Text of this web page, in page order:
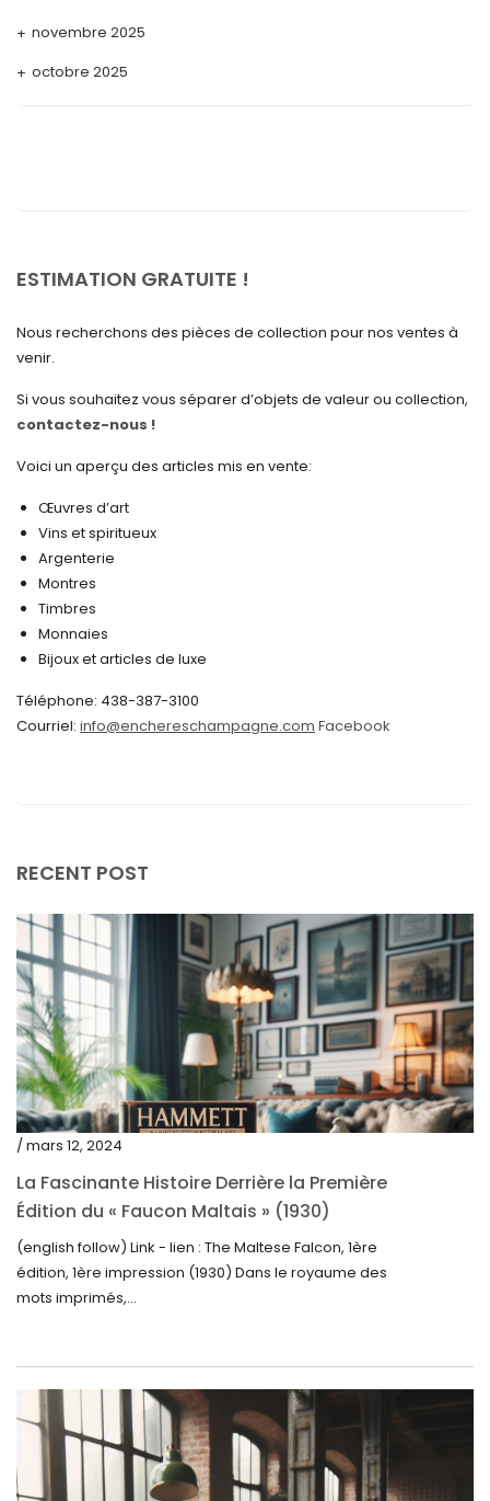
novembre 2025
octobre 2025
avril 2025
décembre 2024
novembre 2024
octobre 2024
septembre 2024
août 2024
mai 2024
avril 2024
octobre 2023
septembre 2023
août 2023
juillet 2023
juin 2023
mai 2023
avril 2023
mars 2023
février 2023
janvier 2023
novembre 2022
octobre 2022
septembre 2022
août 2022
ESTIMATION GRATUITE !
Nous recherchons des pièces de collection pour nos ventes à
venir.
Si vous souhaitez vous séparer d’objets de valeur ou collection,
contactez-nous !
Voici un aperçu des articles mis en vente:
Œuvres d’art
Vins et spiritueux
Argenterie
Montres
Timbres
Monnaies
Bijoux et articles de luxe
Téléphone: 438-387-3100
Courriel: info@enchereschampagne.com Facebook
RECENT POST
/ mars 12, 2024
La Fascinante Histoire Derrière la Première
Édition du « Faucon Maltais » (1930)
(english follow) Link - lien : The Maltese Falcon, 1ère
édition, 1ère impression (1930) Dans le royaume des
mots imprimés,...